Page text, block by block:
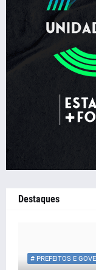
Destaques
# PREFEITOS E